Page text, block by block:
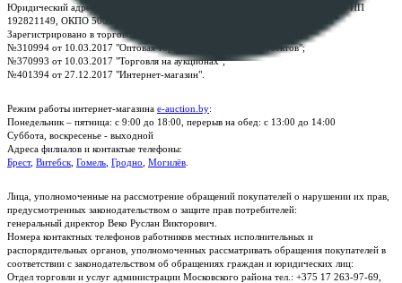
Юридический адрес: г. Минск, пр-т. Дзержинского, 1Б, e-mail:
, УНП
192821149, ОКПО 500111895000
Зарегистрировано в торговом реестре Республики Беларусь:
№310994 от 10.03.2017 "Оптовая торговля без торговых объектов";
№370993 от 10.03.2017 "Торговля на аукционах";
№401394 от 27.12.2017 "Интернет-магазин".
Режим работы интернет-магазина e-auction.by:
Понедельник – пятница: с 9:00 до 18:00, перерыв на обед: с 13:00 до 14:00
Суббота, воскресенье - выходной
Адреса филиалов и контактые телефоны:
Брест, Витебск Гомель Гродно Могилёв
Лица, уполномоченные на рассмотрение обращений покупателей о нарушении их прав,
предусмотренных законодательством о защите прав потребителей:
генеральный директор Веко Руслан Викторович.
Номера контактных телефонов работников местных исполнительных и
распорядительных органов, уполномоченных рассматривать обращения покупателей в
соответствии с законодательством об обращениях граждан и юридических лиц:
Отдел торговли и услуг администрации Московского района тел.: +375 17 263-97-69,